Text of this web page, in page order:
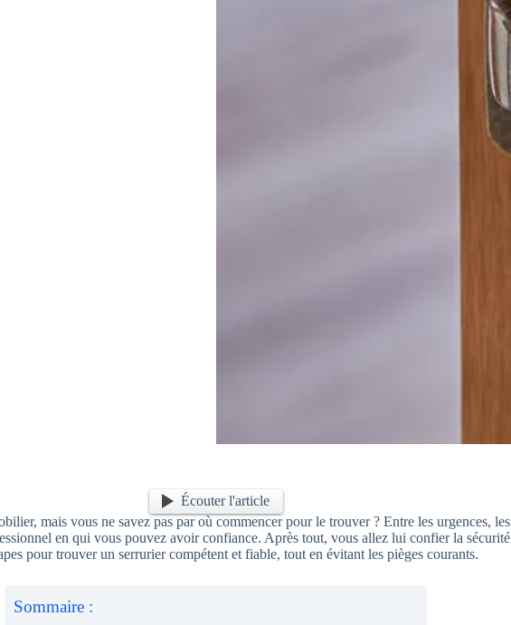
Écouter l'article
mais vous ne savez pas par où commencer pour le trouver ? Entre les urgences,
en qui vous pouvez avoir confiance. Après tout, vous allez lui confier la
pour trouver un serrurier compétent et fiable, tout en évitant les pièges courants.
Sommaire :